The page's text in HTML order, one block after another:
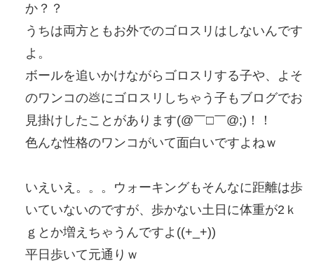
か？？
うちは両方ともお外でのゴロスリはしないんです
よ。
ボールを追いかけながらゴロスリする子や、よそ
のワンコの💩にゴロスリしちゃう子もブログでお
見掛けしたことがあります(@￣□￣@;)！！
色んな性格のワンコがいて面白いですよねｗ
いえいえ。。。ウォーキングもそんなに距離は歩
いていないのですが、歩かない土日に体重が2ｋ
ｇとか増えちゃうんですよ((+_+))
平日歩いて元通りｗ